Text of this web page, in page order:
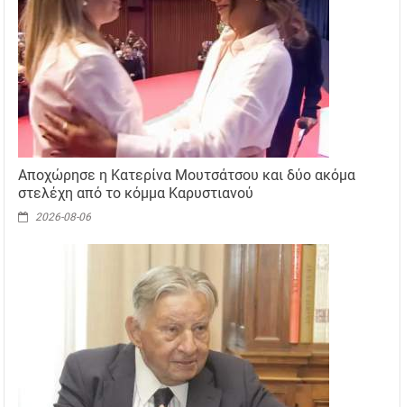
Αποχώρησε η Κατερίνα Μουτσάτσου και δύο ακόμα
στελέχη από το κόμμα Καρυστιανού
2026-08-06